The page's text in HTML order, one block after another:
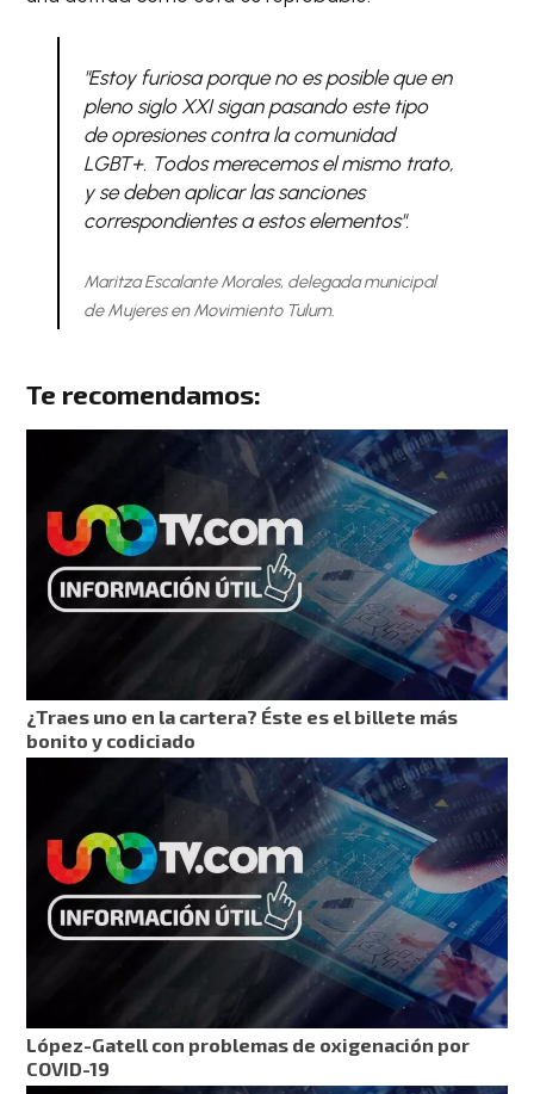
"Estoy furiosa porque no es posible que en
pleno siglo XXI sigan pasando este tipo
de opresiones contra la comunidad
LGBT+. Todos merecemos el mismo trato,
y se deben aplicar las sanciones
correspondientes a estos elementos".
Maritza Escalante Morales, delegada municipal
de Mujeres en Movimiento Tulum.
Te recomendamos:
¿Traes uno en la cartera? Éste es el billete más
bonito y codiciado
López-Gatell con problemas de oxigenación por
COVID-19